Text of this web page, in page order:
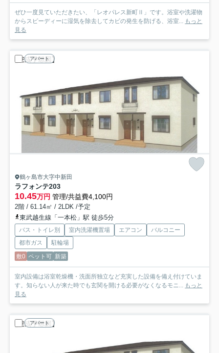
ぜひ一度見ていただきたい、「レオパレス新町Ⅱ」です。浴室や洗濯物
からスピーディーに湿気を除去してカビの発生を防げる、浴室... もっと
見る
アパート
鶴ヶ島市大字中新田
ラフォンテ203
10.45万円 管理/共益費4,100円
2階 / 61.14㎡ / 2LDK /予定
東武越生線「一本松」駅 徒歩5分
バス・トイレ別 室内洗濯機置場 エアコン
バルコニー
都市ガス
駐輪場
敷0 ペット可 新築
室内設備は浴室乾燥機・洗面所独立など充実した設備を備え付けていま
す。知らない人が来た時でも玄関を開ける必要がなくなるモニ... もっと
見る
アパート